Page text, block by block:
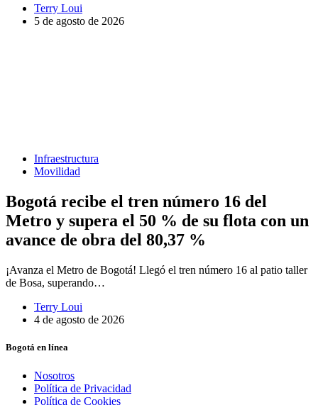
Terry Loui
5 de agosto de 2026
Infraestructura
Movilidad
Bogotá recibe el tren número 16 del
Metro y supera el 50 % de su flota con un
avance de obra del 80,37 %
¡Avanza el Metro de Bogotá! Llegó el tren número 16 al patio taller
de Bosa, superando…
Terry Loui
4 de agosto de 2026
Bogotá en línea
Nosotros
Política de Privacidad
Política de Cookies